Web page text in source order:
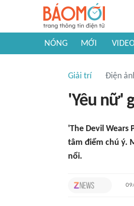
NÓNG MỚI
Giải trí Điện
'Yêu nữ'
'The Devil
tâm điểm chú ý.
nổi.